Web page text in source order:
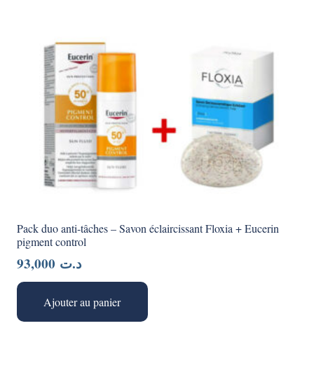
Pack duo anti-tâches – Savon éclaircissant Floxia + Eucerin
pigment control
د.ت
Ajouter au panier